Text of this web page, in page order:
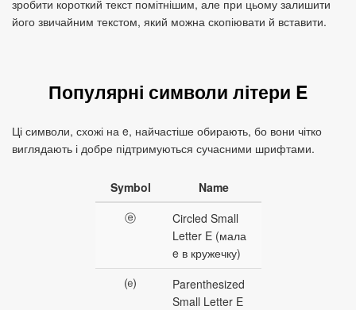
зробити короткий текст помітнішим, але при цьому залишити
його звичайним текстом, який можна скопіювати й вставити.
Популярні символи літери E
Ці символи, схожі на e, найчастіше обирають, бо вони чітко
виглядають і добре підтримуються сучасними шрифтами.
Symbol
Name
ⓔ
Circled Small
Letter E (мала
e в кружечку)
⒠
Parenthesized
Small Letter E